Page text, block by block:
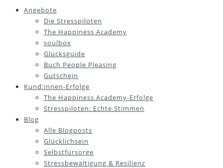
Angebote
Die Stresspiloten
The Happiness Academy
soulbox
Glücksguide
Buch People Pleasing
Gutschein
Kund:innen-Erfolge
The Happiness Academy-Erfolge
Stresspiloten: Echte Stimmen
Blog
Alle Blogposts
Glücklichsein
Selbstfürsorge
Stressbewältigung & Resilienz